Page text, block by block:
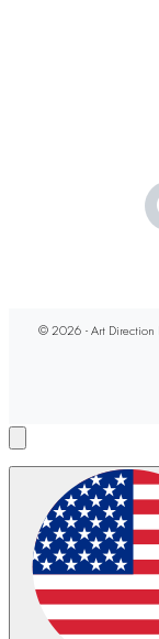
© 2026 - Art Direction